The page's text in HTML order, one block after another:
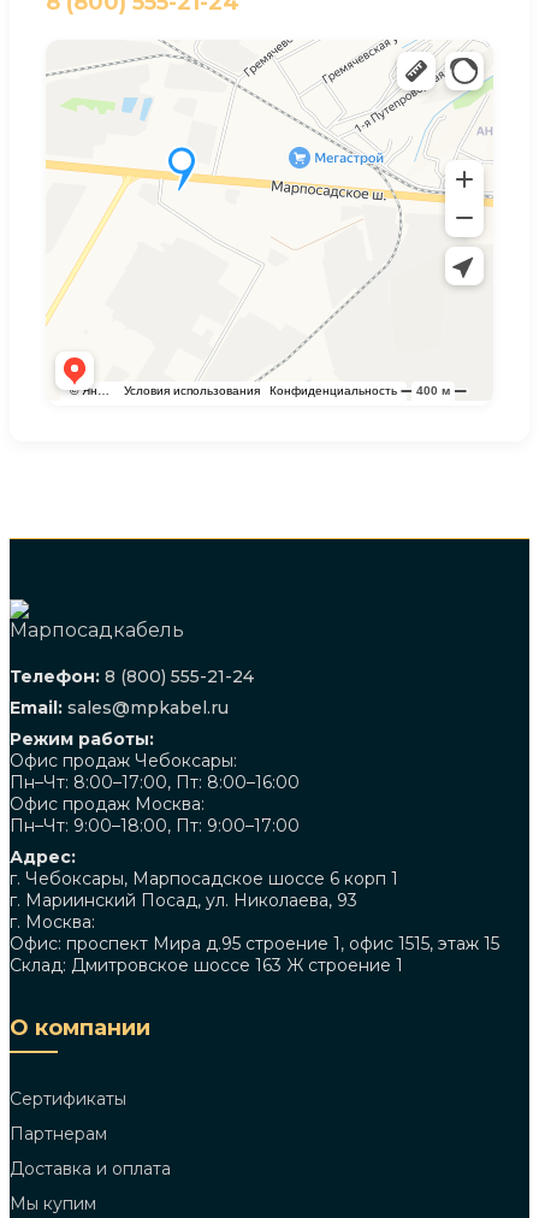
Телефон: 8 (800) 555-21-24
Email: sales@mpkabel.ru
Режим работы:
Офис продаж Чебоксары:
Пн–Чт: 8:00–17:00, Пт: 8:00–16:00
Офис продаж Москва:
Пн–Чт: 9:00–18:00, Пт: 9:00–17:00
Адрес:
г. Чебоксары, Марпосадское шоссе 6 корп 1
г. Мариинский Посад, ул. Николаева, 93
г. Москва:
Офис: проспект Мира д.95 строение 1, офис 1515, этаж 15
Склад: Дмитровское шоссе 163 Ж строение 1
О компании
Сертификаты
Партнерам
Доставка и оплата
Мы купим